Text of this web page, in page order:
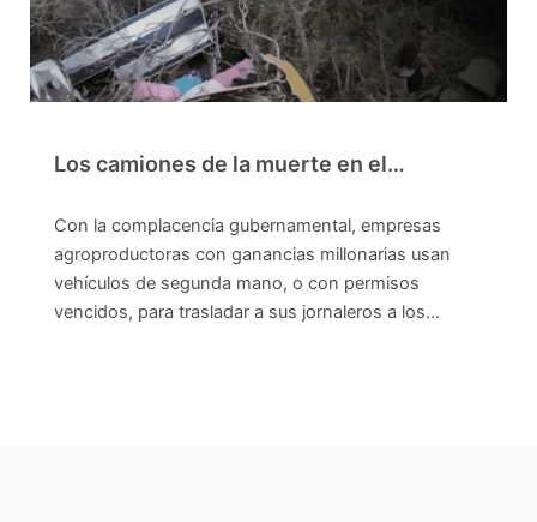
Los camiones de la muerte en el…
Con la complacencia gubernamental, empresas
agroproductoras con ganancias millonarias usan
vehículos de segunda mano, o con permisos
vencidos, para trasladar a sus jornaleros a los…